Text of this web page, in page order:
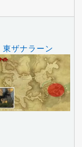
東ザナラーン